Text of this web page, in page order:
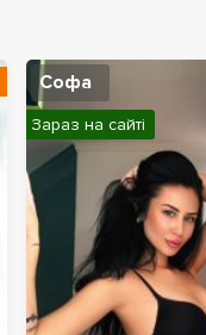
Софа
Зараз на сайті